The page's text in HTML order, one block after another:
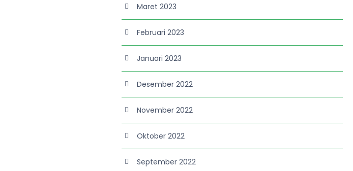
Maret 2023
Februari 2023
Januari 2023
Desember 2022
November 2022
Oktober 2022
September 2022